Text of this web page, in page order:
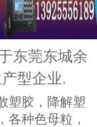
东莞东城余
型企业.
塑胶，降解塑
各种色母粒，